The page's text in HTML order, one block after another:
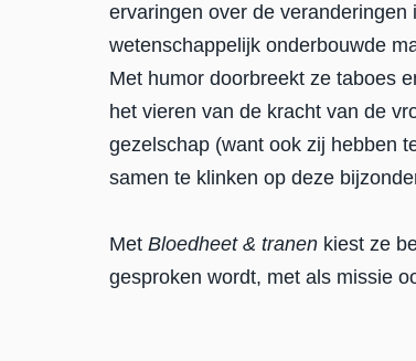
ervaringen over de
wetenschappelijk onderbouwde
Met humor doorbreekt ze taboes
het vieren van de kracht van de
gezelschap (want ook zij hebben
samen te klinken op deze
Met Bloedheet & tranenkiest ze
gesproken wordt, met als missie